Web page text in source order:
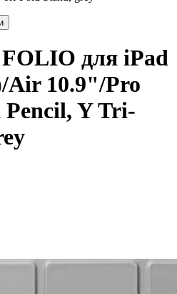
для iPad
Air 10.9"/Pro
Pencil, Y Tri-